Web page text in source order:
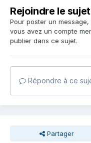
Rejoindre le
Pour poster un
vous avez un compte
publier dans ce sujet.
Répondre à ce
Partager